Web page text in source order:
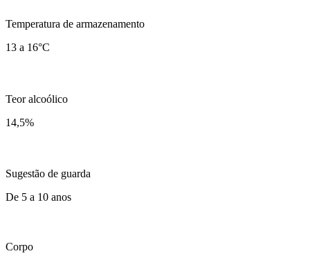
Temperatura de armazenamento
13 a 16°C
Teor alcoólico
14,5%
Sugestão de guarda
De 5 a 10 anos
Corpo